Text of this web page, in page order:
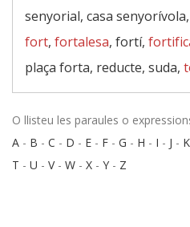
senyorial, casa senyorívola,
fort, fortalesa, fortí,
plaça forta, reducte, suda,
O llisteu les paraules o
A - B - C - D - E - F - G - H - I - J - K
T - U - V- W - X - Y - Z